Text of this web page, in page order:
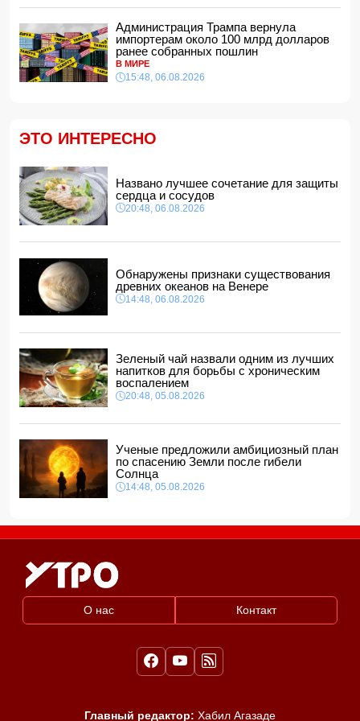
20:00, 06.08.2026
Путин: «Перед Россией и Киргизией открыты широкие
перспективы для сотрудничества»
18:48, 06.08.2026
Чолпон-Атинская декларация укрепит
Стала известна дата II этапа вступительного экзамена в
18:02, 06.08.2026
Новрузали Асланов провел встречу с избирателями в
Исмаиллинском районе- ФОТО
18:00, 06.08.2026
«Новые технологии формируют новые профессии на
16:48, 06.08.2026
Джейхун Байрамов и Андрей Сибига проводят встречу в
Киеве
16:28, 06.08.2026
Администрация Трампа вернула
импортерам около 100 млрд долларов
ранее собранных пошлин
В МИРЕ
15:48, 06.08.2026
ЭТО ИНТЕРЕСНО
Названо лучшее сочетание для защиты
сердца и сосудов
20:48, 06.08.2026
Обнаружены признаки существования
древних океанов на Венере
14:48, 06.08.2026
Зеленый чай назвали одним из лучших
напитков для борьбы с хроническим
воспалением
20:48, 05.08.2026
Ученые предложили амбициозный план
по спасению Земли после гибели
Солнца
14:48, 05.08.2026
О нас Контакт
Главный редактор: Хабил Агазаде